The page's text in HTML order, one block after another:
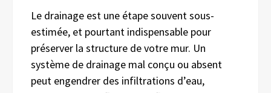
Le drainage est une étape souvent sous-
estimée, et pourtant indispensable pour
préserver la structure de votre mur. Un
système de drainage mal conçu ou absent
peut engendrer des infiltrations d’eau,